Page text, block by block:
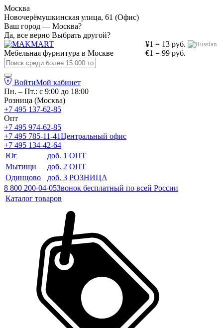
Москва
Новочерёмушкинская улица, 61 (Офис)
Ваш город — Москва?
Да, все верно Выбрать другой?
¥1 = 13 руб.
€1 = 99 руб.
Мебельная фурнитура в Москве
ВойтиМой кабинет
Пн. – Пт.: с 9:00 до 18:00
Розница (Москва)
+7 495 137-62-85
Опт
+7 495 974-62-85
+7 495 785-11-41Центральный офис
+7 495 134-42-64
Юг
доб. 1 ОПТ
Мытищи
доб. 2 ОПТ
Одинцово
доб. 3 РОЗНИЦА
8 800 200-04-05Звонок бесплатный по всей России
Каталог товаров